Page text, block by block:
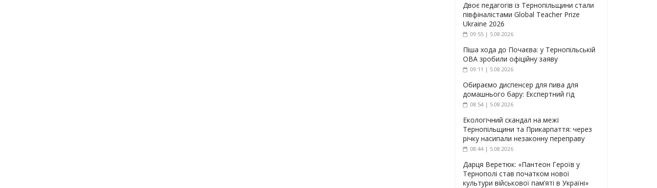
Двоє педагогів із Тернопільщини стали
півфіналістами Global Teacher Prize
Ukraine 2026
09:55 | 5.08.2026
Піша хода до Почаєва: у Тернопільській
ОВА зробили офіційну заяву
09:11 | 5.08.2026
Обираємо диспенсер для пива для
домашнього бару: Експертний гід
08:54 | 5.08.2026
Екологічний скандал на межі
Тернопільщини та Прикарпаття: через
річку насипали незаконну переправу
08:44 | 5.08.2026
Дарця Веретюк: «Пантеон Героїв у
Тернополі став початком нової
культури військової пам’яті в Україні»